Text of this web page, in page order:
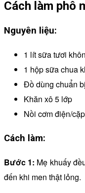
Cách làm phô
Nguyên liệu:
1 lít sữa tươi
1 hộp sữa chua
Đồ dùng chuẩn bị
Khăn xô 5 lớp
Nồi cơm điện/
Cách làm:
Bước 1: Mẹ khuấy
đến khi men thật lỏng.